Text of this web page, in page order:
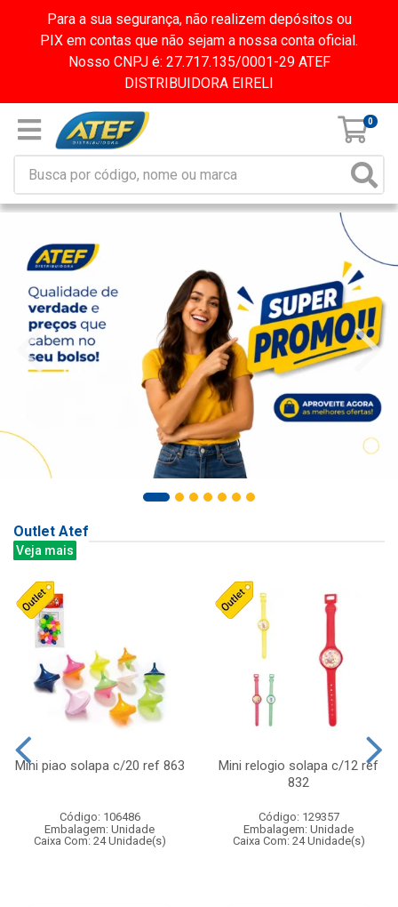
Para a sua segurança, não realizem depósitos ou
PIX em contas que não sejam a nossa conta oficial.
Nosso CNPJ é: 27.717.135/0001-29 ATEF
DISTRIBUIDORA EIRELI
0
Outlet Atef
Veja mais
Mini piao solapa c/20 ref 863
Código: 106486
Embalagem: Unidade
Caixa Com: 24 Unidade(s)
Mini relogio solapa c/12 ref
832
Código: 129357
Embalagem: Unidade
Caixa Com: 24 Unidade(s)